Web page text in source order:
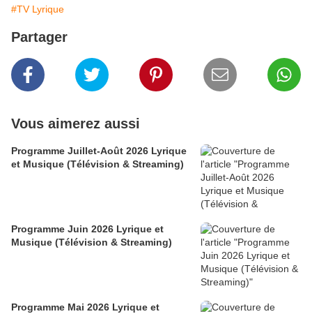
#TV Lyrique
Partager
Vous aimerez aussi
Programme Juillet-Août 2026 Lyrique
et Musique (Télévision & Streaming)
Programme Juin 2026 Lyrique et
Musique (Télévision & Streaming)
Programme Mai 2026 Lyrique et